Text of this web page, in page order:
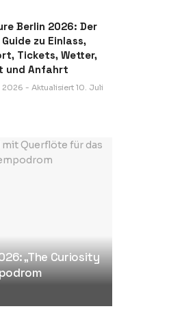
Berlin 2026: Der
zu Einlass,
Tickets, Wetter,
und Anfahrt
- Aktualisiert 10. Juli
„The Curiosity